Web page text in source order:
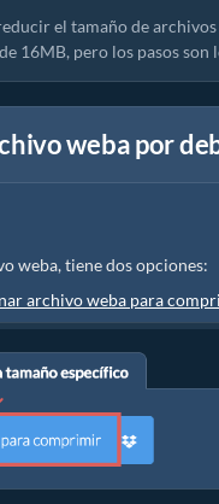
el tamaño de
16MB, pero los pasos
weba por
weba, tiene dos opciones:
archivo weba para